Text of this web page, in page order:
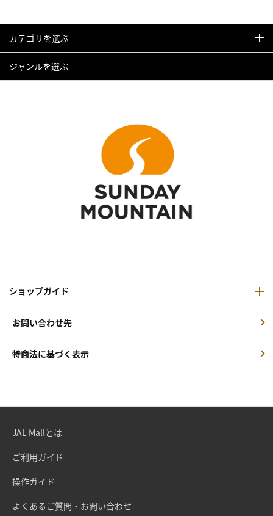
カテゴリを選ぶ
ジャンルを選ぶ
ショップガイド
お問い合わせ先
特商法に基づく表示
JAL Mallとは
ご利用ガイド
操作ガイド
よくあるご質問・お問い合わせ